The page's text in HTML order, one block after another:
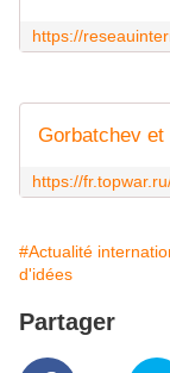
#Actualité
d'idées
Partager